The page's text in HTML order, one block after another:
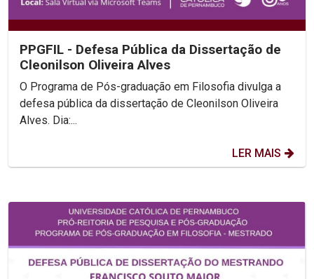
PPGFIL - Defesa Pública da Dissertação de
Cleonilson Oliveira Alves
O Programa de Pós-graduação em Filosofia divulga a
defesa pública da dissertação de Cleonilson Oliveira
Alves. Dia:...
LER MAIS